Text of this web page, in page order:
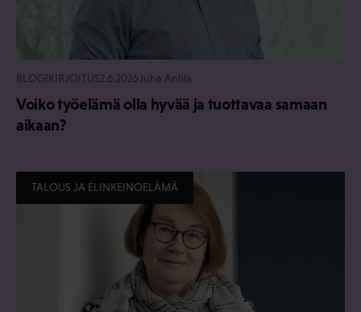
BLOGIKIRJOITUS2.6.2026 Juha Antila
Voiko työelämä olla hyvää ja tuottavaa samaan
aikaan?
TALOUS JA ELINKEINOELÄMÄ